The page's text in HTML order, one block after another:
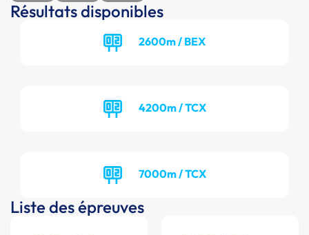
Résultats disponibles
2600m / BEX
4200m / TCX
7000m / TCX
Liste des épreuves